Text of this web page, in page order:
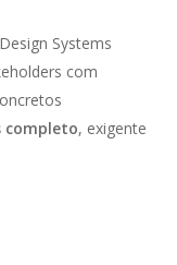
Systems
com
completo, exigente